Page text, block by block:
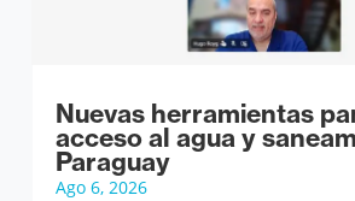
Nuevas herramientas
acceso al agua y
Paraguay
Ago 6, 2026